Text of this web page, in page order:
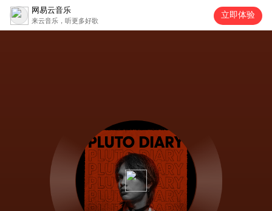
网易云音乐
来云音乐，听更多好歌
立即体验